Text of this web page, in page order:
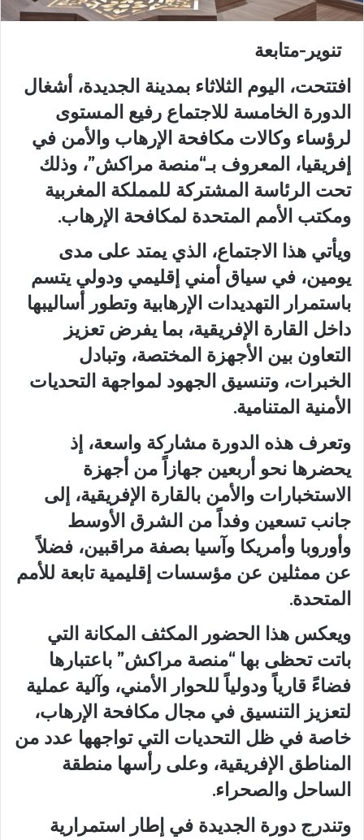
تنوير-متابعة
افتتحت، اليوم الثلاثاء بمدينة الجديدة، أشغال
الدورة الخامسة للاجتماع رفيع المستوى
لرؤساء وكالات مكافحة الإرهاب والأمن في
إفريقيا، المعروف بـ“منصة مراكش”، وذلك
تحت الرئاسة المشتركة للمملكة المغربية
ومكتب الأمم المتحدة لمكافحة الإرهاب.
ويأتي هذا الاجتماع، الذي يمتد على مدى
يومين، في سياق أمني إقليمي ودولي يتسم
باستمرار التهديدات الإرهابية وتطور أساليبها
داخل القارة الإفريقية، بما يفرض تعزيز
التعاون بين الأجهزة المختصة، وتبادل
الخبرات، وتنسيق الجهود لمواجهة التحديات
الأمنية المتنامية.
وتعرف هذه الدورة مشاركة واسعة، إذ
يحضرها نحو أربعين جهازاً من أجهزة
الاستخبارات والأمن بالقارة الإفريقية، إلى
جانب تسعين وفداً من الشرق الأوسط
وأوروبا وأمريكا وآسيا بصفة مراقبين، فضلاً
عن ممثلين عن مؤسسات إقليمية تابعة للأمم
المتحدة.
ويعكس هذا الحضور المكثف المكانة التي
باتت تحظى بها “منصة مراكش” باعتبارها
فضاءً قارياً ودولياً للحوار الأمني، وآلية عملية
لتعزيز التنسيق في مجال مكافحة الإرهاب،
خاصة في ظل التحديات التي تواجهها عدد من
المناطق الإفريقية، وعلى رأسها منطقة
الساحل والصحراء.
وتندرج دورة الجديدة في إطار استمرارية